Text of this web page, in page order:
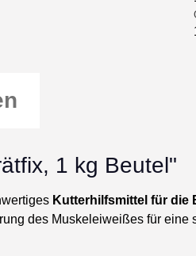
1 kg Beutel"
Kutterhilfsmittel für die
des Muskeleiweißes für eine